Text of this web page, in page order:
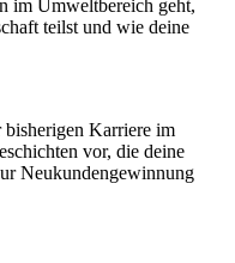
im Umweltbereich geht,
teilst und wie deine
bisherigen Karriere im
vor, die deine
Neukundengewinnung